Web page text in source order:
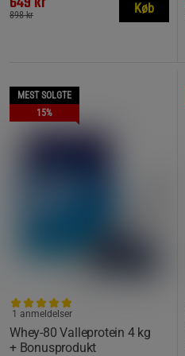
898 kr Køb
MEST SOLGTE
15%
Whey-80 Valleprotein 4 kg
+ Bonusprodukt
1 anmeldelser